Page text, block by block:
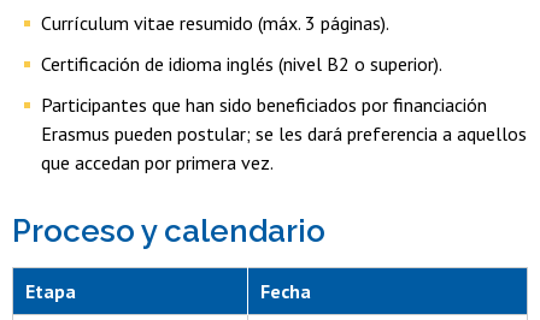
Currículum vitae resumido (máx. 3 páginas).
Certificación de idioma inglés (nivel B2 o superior).
Participantes que han sido beneficiados por financiación
Erasmus pueden postular; se les dará preferencia a aquellos
que accedan por primera vez.
Proceso y calendario
Tabla de fechas del proceso
Etapa
Fecha